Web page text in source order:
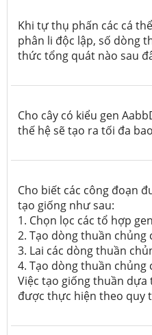
Khi tự thụ phấn các cá
phân li độc lập, số dòng
thức tổng quát nào sau
Cho cây có kiểu gen
thế hệ sẽ tạo ra tối đa
Cho biết các công đoạn
tạo giống như sau:
1. Chọn lọc các tổ hợp
2. Tạo dòng thuần chủng
3. Lai các dòng thuần
4. Tạo dòng thuần chủng
Việc tạo giống thuần
được thực hiện theo quy